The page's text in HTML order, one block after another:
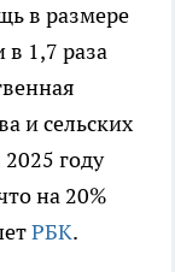
в размере
в 1,7 раза
и сельских
году
на 20%
РБК.